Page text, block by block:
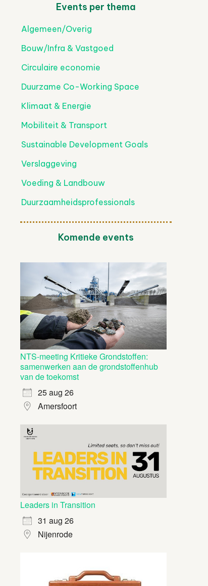
Events per thema
Algemeen/Overig
Bouw/Infra & Vastgoed
Circulaire economie
Duurzame Co-Working Space
Klimaat & Energie
Mobiliteit & Transport
Sustainable Development Goals
Verslaggeving
Voeding & Landbouw
Duurzaamheidsprofessionals
Komende events
NTS-meeting Kritieke Grondstoffen:
samenwerken aan de grondstoffenhub
van de toekomst
25 aug 26
Amersfoort
Leaders in Transition
31 aug 26
Nijenrode